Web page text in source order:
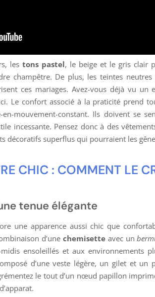
lestons pastel, le beige et le gris clair
champêtre. De plus, les teintes
ces mariages. Avez-vous déjà vu un
Le confort associé à la praticité prend
mouvement-constant. Ils doivent se
incessante. Pensez donc à des
décoratifs superflus qui pourraient les
CHIC : COMMENT LE
tenue élégante
une apparence aussi chic que
d’une chemisette avec un
ensoleillés et aux environnements
d’une veste légère, un gilet et
le tout d’un nœud papillon